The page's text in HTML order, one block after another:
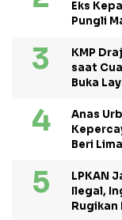
Eks
Pungli
KMP
saat
Buka
Anas
Beri
LPKAN
Ilegal,
Rugikan